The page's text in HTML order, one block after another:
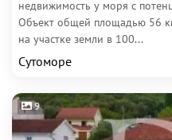
недвижимость у моря с
Объект общей площадью 56
на участке земли в 100...
Сутоморе
9